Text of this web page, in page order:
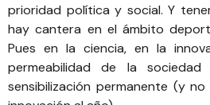
prioridad política y social. Y
hay cantera en el ámbito
Pues en la ciencia, en la
permeabilidad de la
sensibilización permanente (y